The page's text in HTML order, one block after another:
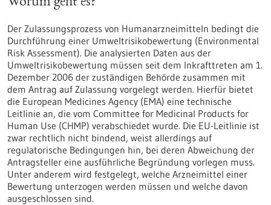
Der Zulassungsprozess von Humanarzneimitteln bedingt die
Durchführung einer Umweltrisikobewertung (Environmental
Risk Assessment). Die analysierten Daten aus der
Umweltrisikobewertung müssen seit dem Inkrafttreten am 1.
Dezember 2006 der zuständigen Behörde zusammen mit
dem Antrag auf Zulassung vorgelegt werden. Hierfür bietet
die European Medicines Agency (EMA) eine technische
Leitlinie an, die vom Committee for Medicinal Products for
Human Use (CHMP) verabschiedet wurde. Die EU-Leitlinie ist
zwar rechtlich nicht bindend, weist allerdings auf
regulatorische Bedingungen hin, bei deren Abweichung der
Antragsteller eine ausführliche Begründung vorlegen muss.
Unter anderem wird festgelegt, welche Arzneimittel einer
Bewertung unterzogen werden müssen und welche davon
ausgeschlossen sind.